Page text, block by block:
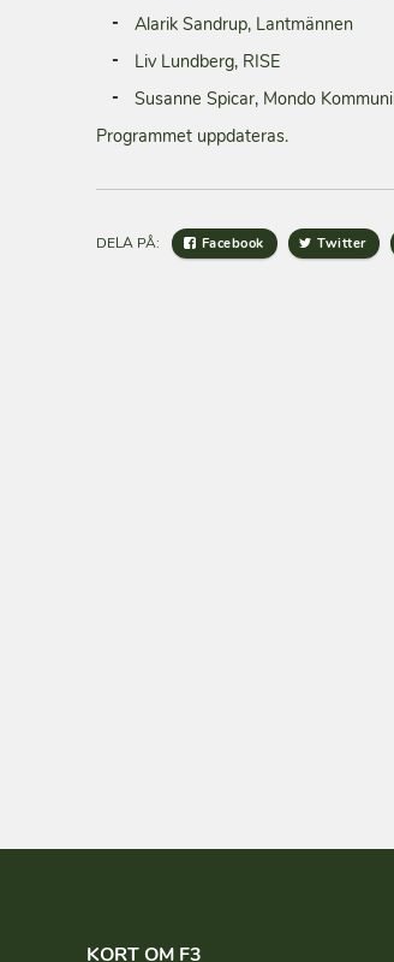
Alarik Sandrup, Lantmännen
Liv Lundberg, RISE
Susanne Spicar, Mondo
Programmet uppdateras.
DELA PÅ: Facebook Twitter
KORT OM F3